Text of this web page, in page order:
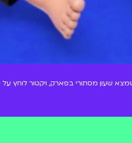
שעון מסתורי בפארק, ויקטור לוחץ